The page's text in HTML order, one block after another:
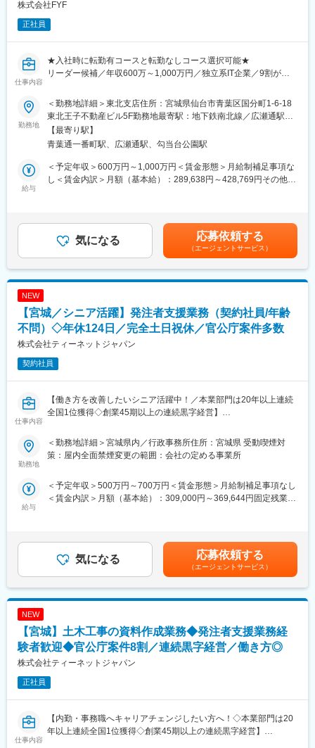
お客様の「土地探し」業務を効率化し、成約率を4倍にする支援ツ
ールになります。
■ポジションの魅力
・営業メンバーとして実力をつけて成果を積むことで、主任／リ
ーダークラスへの昇格チャンスがあります。将来的には拠点やチ
ームを任される可能性も。
情報の集約・マップ検索などの機能を持つため、他社にはない価
値を提案できます。
FREEDOM Xは、建築・不動産業界における属人化や人材不足と
いった構造的課題を、データとテクノロジーで解決し、業界の変
SaaS「ランディPRO」をはじめとしたサービスを展開し、営業や
界全体の価値創出に取り組んでいます。
変更の範囲：会社の定める業務
株式会社FYF
正社員
仕事内容
★入社時に転勤有コースと転勤なしコース選択可能★
リーダー候補／年収600万～1,000万円／独立系IT企業／9割が受
東北支店は、高い技術力がお客様から信頼を寄せられ、プライム
案件や上流工程の案件も多く、技術力を十分に発揮できる機会が
豊富にあります。
■業務内容：【変更の範囲：会社の定める業務】
・一般企業、地方自治体、学校、病院などのLAN環境／無線LAN
・ネットワーク機器の更改、保守対応など
※数百万～数千万単位のプロジェクトなど、大規模案件も増えてお
■ポイント： ～ 独立系×多様なクライアント～
当社は独立系企業で、Cisco, HPE Aruba, Allied Telesis, YAMAHA,
り扱っており、幅広い技術を磨けるメリットがあります。
(1)社員目線の組織づくり
当社の代表は、元技術者。だからこそ、「技術者の働きやすい環
例えば、“9割が請負案件”という当社の環境もその一つ。
あちこちの現場を転々とすることなく、慣れた環境で、気心の知
(2)社内ラボ
支店にも検証機を取り揃えており、新旧さまざまな機器を使用し
て技術検証することが可能です。
■組織・社風
業務を進めています。
変更の範囲：本文参照
勤務地
＜勤務地詳細＞東北支店住所：宮城県仙台市青葉区国分町1-6-18
東北王子不動産ビル5F勤務地最寄駅：地下鉄南北線／広瀬通駅駅
受動喫煙対策：屋内全面禁煙変更の範囲：本文参照
【最寄り駅】
青葉通一番町駅、広瀬通駅、勾当台公園駅
給与
＜予定年収＞600万円～1,000万円＜賃金形態＞月給制補足事項な
し＜賃金内訳＞月額（基本給）：289,638円～428,769円その他固
無＞有＜残業手当＞有＜給与補足＞※給与詳細はスキル等を考慮の
うえ決定します。■昇給：年1回■賞与：年2回■年収例：年収700万
円／中途入社／入社1年目／30代後半年収1000万円／中途入社／
入社10年目／30代後半賃金はあくまでも目安の金額であり、選考
を通じて上下する可能性があります。月給(月額)は固定手当を含め
気になる 応募依頼する
（エージェントサービス）
NEW
【宮城／シニア活躍】発注者支援業務（契約社員/年齢
不問）◇年休124日／完全土日祝休／官公庁案件多数
株式会社ティーネットジャパン
契約社員
仕事内容
【働き方を改善したいシニア活躍中！／本業部門は20年以上連続
全国1位獲得◇創業45期以上の連続黒字経営】
【職務概要】
当社は国土交通省、農林水産省や地方自治体などと業務委託契約
滑に進むよう施工管理や資料作成業務などを担当していただきま
す。
道路工事等）の発注業務をサポートすることです。
工事の積算や検査などの業務を公務員に代わって行うことで、ワ
ークライフバランス良く働くことが可能です。
【具体的な業務】
・工事を実行するために必要な資料作成
・工事の施工状況チェック
・工事検査などへの参加・立ち合い
【ポジションの詳細】
・想定勤務地：宮城・福島・山形
・主な取引先：国土交通省、農林水産省、地方自治体、鉄道運輸
機構、各種団体、大手ゼネコン
勤務地
＜勤務地詳細＞宮城県内／行政事務所住所：宮城県 受動喫煙対
策：屋内全面禁煙変更の範囲：会社の定める事業所
給与
＜予定年収＞500万円～700万円＜賃金形態＞月給制補足事項なし
＜賃金内訳＞月額（基本給）：309,000円～369,644円固定残業手
給与補足＞■昇給：年1回（4月）■賞与：なし（正社員移行した場
合には支給対象）■モデル年収：540万円／35歳・経験10年…月額
35万円＋残業手当・一律手当600万円／40歳・経験15年…月額37
万円＋残業手当・一律手当賃金はあくまでも目安の金額であり、
選考を通じて上下する可能性があります。月給(月額)は固定手当を
気になる 応募依頼する
（エージェントサービス）
NEW
【宮城】土木工事の資料作成業務◆発注者支援業務経
験者歓迎◆官公庁案件8割／連続黒字経営／働き方◎
株式会社ティーネットジャパン
正社員
仕事内容
【内勤・事務職へキャリアチェンジしたい方へ！◇本業部門は20
年以上連続全国1位獲得◇創業45期以上の連続黒字経営】